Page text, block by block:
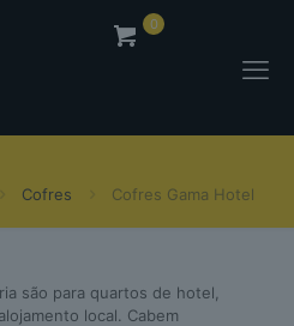
0
Cofres Cofres Gama Hotel
são para quartos de hotel,
local. Cabem